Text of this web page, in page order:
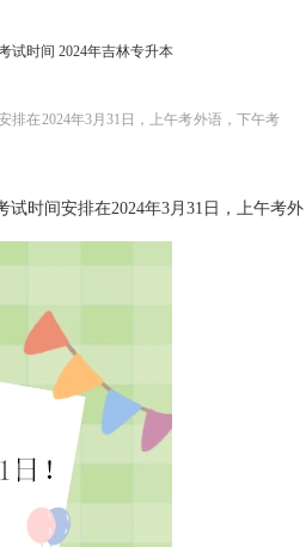
试时间 2024年吉林专升本
排在2024年3月31日，上午考外语，下午考
时间安排在2024年3月31日，上午考外